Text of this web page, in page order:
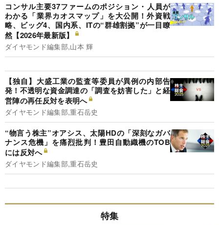
コンサル主要37ファームのポジション・人員が
わかる「業界カオスマップ」を大公開！外資戦
略、ビッグ4、国内系、ITの“群雄割拠”が一目瞭
然【2026年最新版】
ダイヤモンド編集部,山本 輝
【独自】大盛工業の監査等委員が異例の内部告
発！不透明な資金調達の「調査を妨害した」と経
営陣の再任反対を表明へ
ダイヤモンド編集部,重石岳史
“物言う株主”オアシス、太陽HDの「深刻なガバ
ナンス危機」を痛烈批判！豊田自動織機のTOB
には反対へ
ダイヤモンド編集部,重石岳史
特集